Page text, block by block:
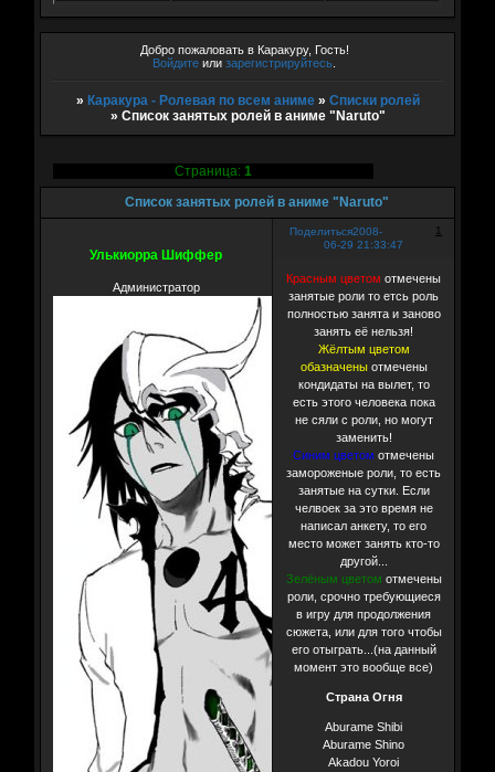
Добро пожаловать в Каракуру, Гость!
Войдите илизарегистрируйтесь
» Каракура - Ролевая по всем аниме » Списки ролей
» Список занятых ролей в аниме "Naruto"
Список занятых ролей в аниме "Naruto"
Страница:1
Поделиться 1
2008-
06-29 21:33:47
Улькиорра Шиффер
Администратор
Красным цветом отмечены
занятые роли то етсь роль
полностью занята и заново
занять её нельзя!
Жёлтым цветом
обазначеныотмечены
кондидаты на вылет, то
есть этого человека пока
не сяли с роли, но могут
заменить!
Синим цветом отмечены
замороженые роли, то есть
занятые на сутки. Если
челвоек за это время не
написал анкету, то его
место может занять кто-то
другой...
Зелёным цветом отмечены
роли, срочно требующиеся
в игру для продолжения
сюжета, или для того чтобы
его отыграть...(на данный
момент это вообще все)
Страна Огня
Aburame Shibi
Aburame Shino
Akadou Yoroi